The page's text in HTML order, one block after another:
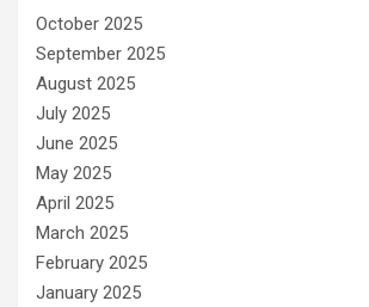
October 2025
September 2025
August 2025
July 2025
June 2025
May 2025
April 2025
March 2025
February 2025
January 2025